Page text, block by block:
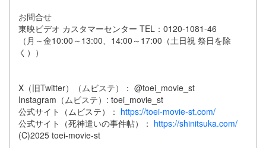
お問合せ
東映ビデオ カスタマーセンター TEL：0120-1081-46
（月～金10:00～13:00、14:00～17:00（土日祝 祭日を除
く））
X（旧Twitter）（ムビステ）： @toei_movie_st
Instagram（ムビステ）: toei_movie_st
公式サイト（ムビステ）： https://toei-movie-st.com/
公式サイト（死神遣いの事件帖）： https://shinitsuka.com/
(C)2025 toei-movie-st